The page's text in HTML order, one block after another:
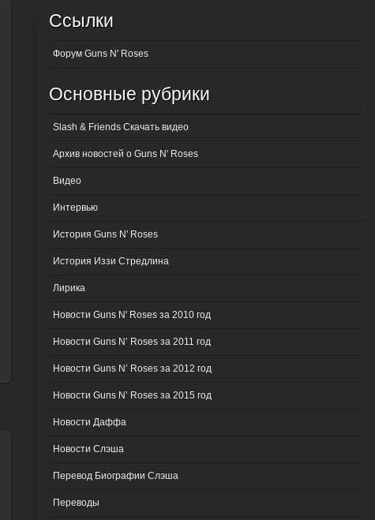
Ссылки
Форум Guns N' Roses
Основные рубрики
Slash & Friends Скачать видео
Архив новостей о Guns N' Roses
Видео
Интервью
История Guns N' Roses
История Иззи Стредлина
Лирика
Новости Guns N' Roses за 2010 год
Новости Guns N’ Roses за 2011 год
Новости Guns N’ Roses за 2012 год
Новости Guns N’ Roses за 2015 год
Новости Даффа
Новости Слэша
Перевод Биографии Слэша
Переводы